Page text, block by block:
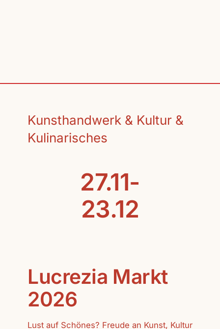
Kunsthandwerk & Kultur &
Kulinarisches
27.11-
23.12
Lucrezia Markt
2026
Lust auf Schönes? Freude an Kunst, Kultur